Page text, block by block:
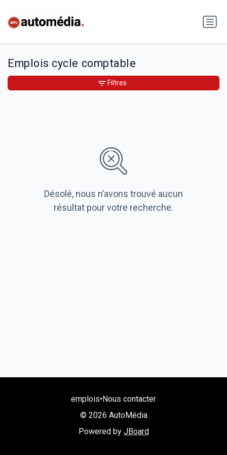
Emplois cycle comptable
Désolé, nous n’avons trouvé aucun
résultat pour votre recherche.
Filtres
emplois•Nous contacter
© 2026 AutoMédia
Powered by JBoard